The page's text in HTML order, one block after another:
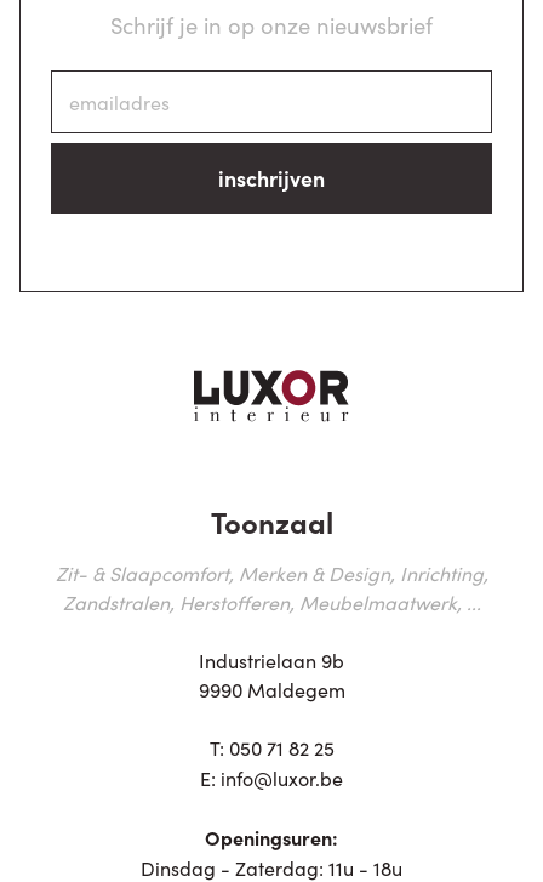
Schrijf je in op onze nieuwsbrief
inschrijven
Toonzaal
Zit- & Slaapcomfort, Merken & Design, Inrichting,
Zandstralen, Herstofferen, Meubelmaatwerk, ...
Industrielaan 9b
9990 Maldegem
T: 050 71 82 25
E: info@luxor.be
Openingsuren:
Dinsdag - Zaterdag: 11u - 18u